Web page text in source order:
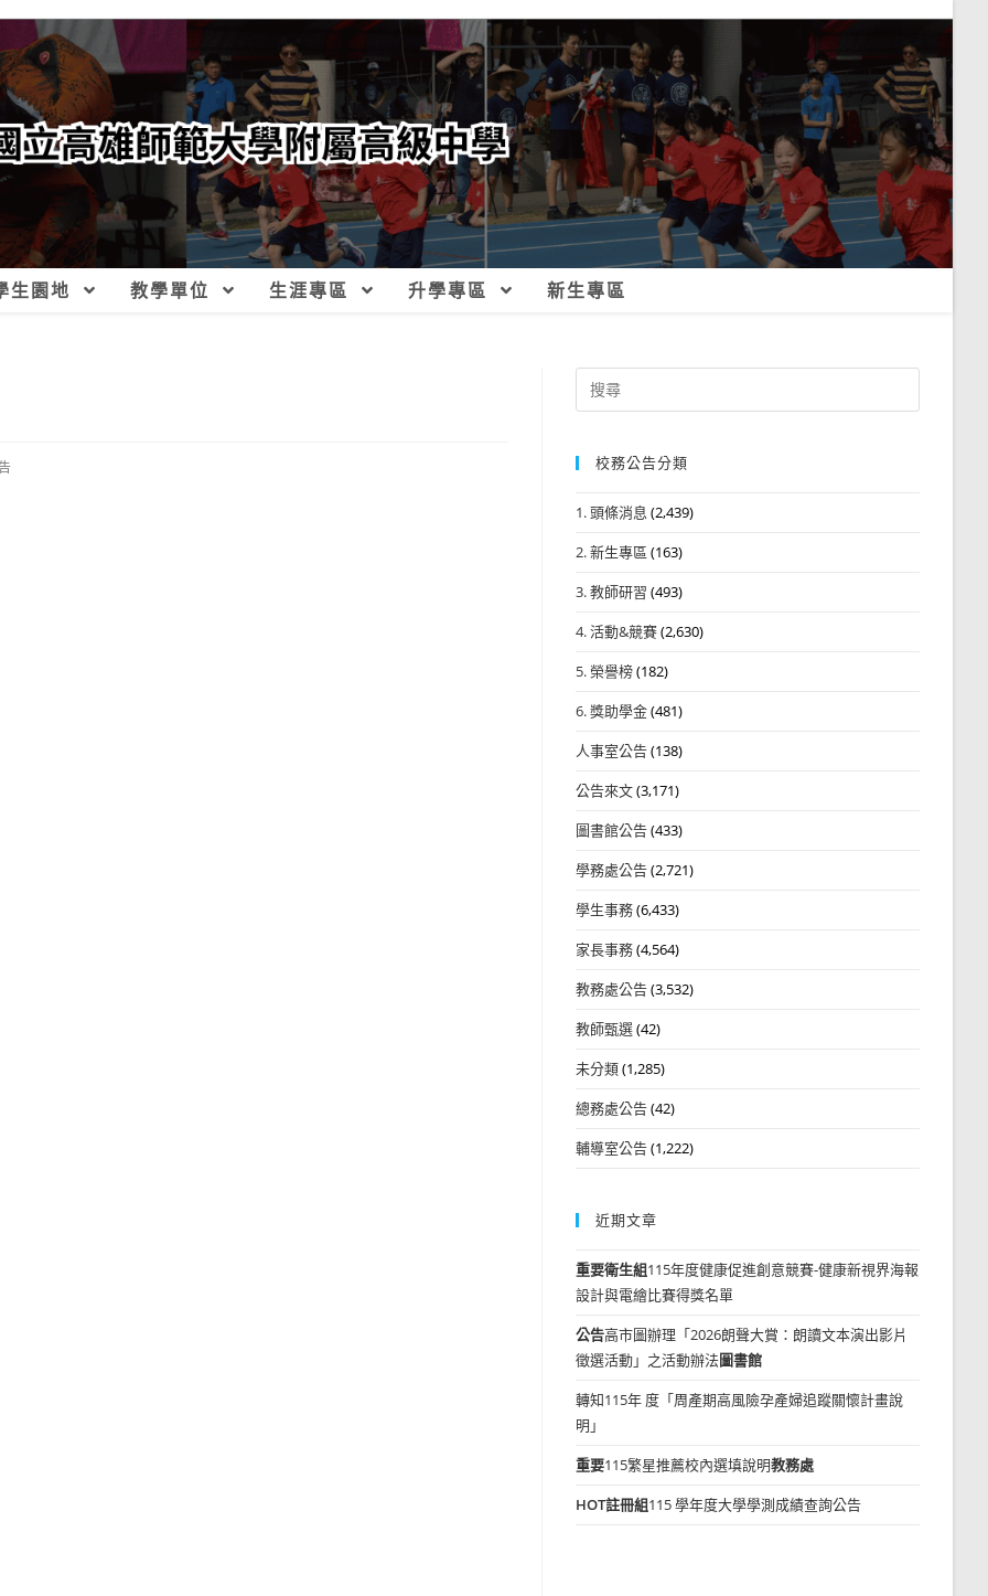
生園地 教學單位 生涯專區 升學專區 新生專區
Search
for:
校務公告分類
1. 頭條消息 (2,439)
2. 新生專區 (163)
3. 教師研習 (493)
4. 活動&競賽(2,630)
5. 榮譽榜(182)
6. 獎助學金(481)
人事室公告(138)
公告來文(3,171)
圖書館公告(433)
學務處公告(2,721)
學生事務(6,433)
家長事務(4,564)
教務處公告(3,532)
教師甄選(42)
未分類(1,285)
總務處公告(42)
輔導室公告(1,222)
近期文章
重要衛生組115年度健康促進創意競賽-健康新視界海報
設計與電繪比賽得獎名單
公告高市圖辦理「2026朗聲大賞：朗讀文本演出影片
徵選活動」之活動辦法圖書館
轉知115年 度「周產期高風險孕產婦追蹤關懷計畫說
明」
重要115繁星推薦校內選填說明教務處
HOT註冊組115 學年度大學學測成績查詢公告